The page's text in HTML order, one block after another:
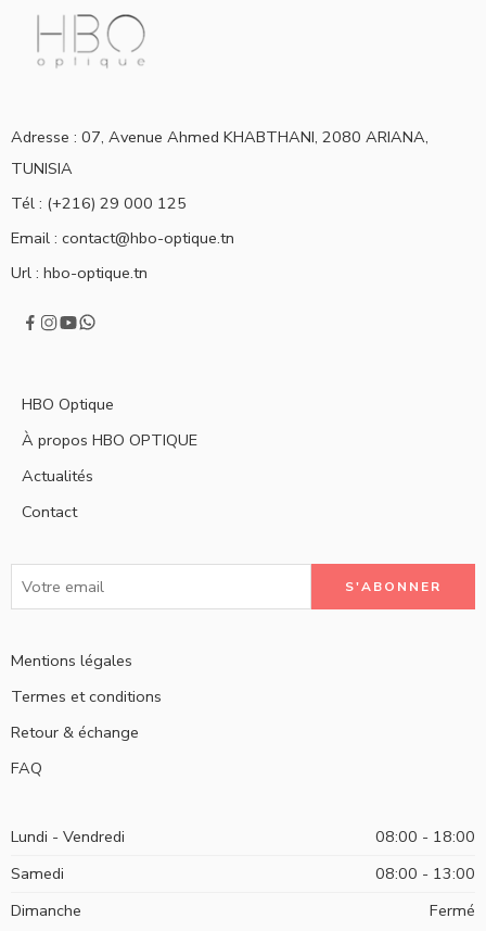
Adresse : 07, Avenue Ahmed KHABTHANI, 2080 ARIANA,
TUNISIA
Tél : (+216) 29 000 125
Email : contact@hbo-optique.tn
Url : hbo-optique.tn
HBO Optique
À propos HBO OPTIQUE
Actualités
Contact
Mentions légales
Termes et conditions
Retour & échange
FAQ
Lundi - Vendredi
08:00 - 18:00
Samedi
08:00 - 13:00
Dimanche
Fermé